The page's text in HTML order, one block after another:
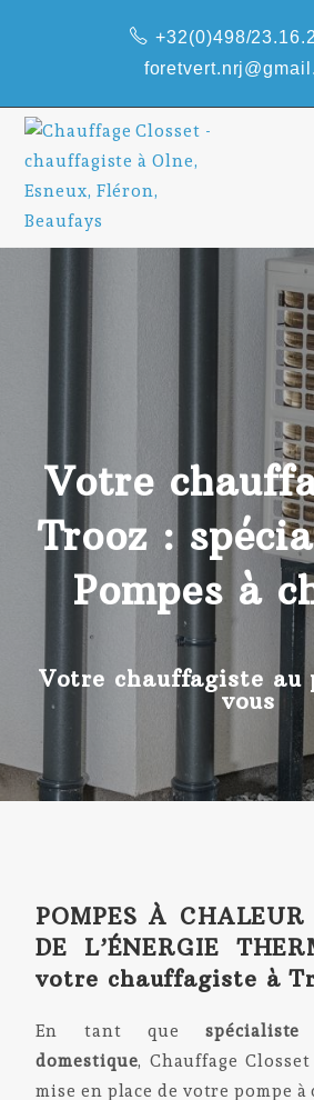
+32(0)498/
Votre
Trooz :
Pompes à
Votre chauffagiste au
vous
POMPES À
DE L’ÉNERGIE
votre chauffagiste à
En tant que
domestique, Chauffage
mise en place de votre pompe à